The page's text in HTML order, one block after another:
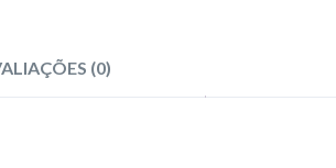
(0)